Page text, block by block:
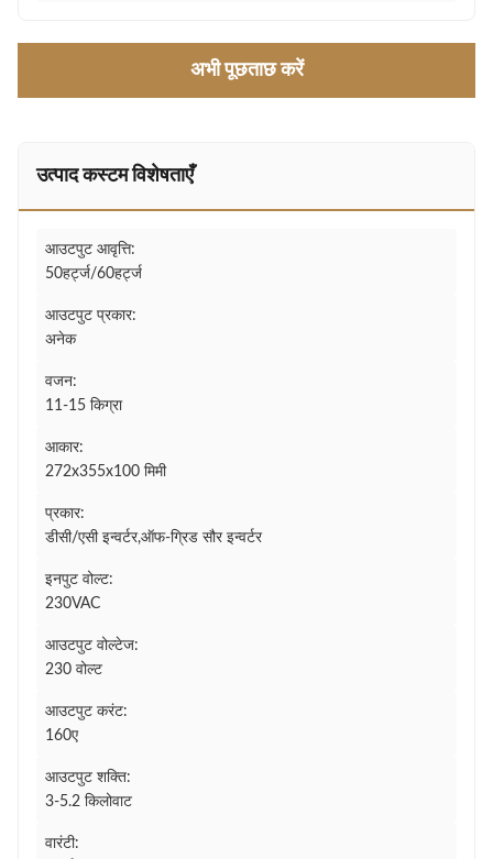
अभी पूछताछ करें
उत्पाद कस्टम विशेषताएँ
आउटपुट आवृत्ति:
50हर्ट्ज/60हर्ट्ज
आउटपुट प्रकार:
अनेक
वजन:
11-15 किग्रा
आकार:
272x355x100 मिमी
प्रकार:
डीसी/एसी इन्वर्टर,ऑफ-ग्रिड सौर इन्वर्टर
इनपुट वोल्ट:
230VAC
आउटपुट वोल्टेज:
230 वोल्ट
आउटपुट करंट:
160ए
आउटपुट शक्ति:
3-5.2 किलोवाट
वारंटी: